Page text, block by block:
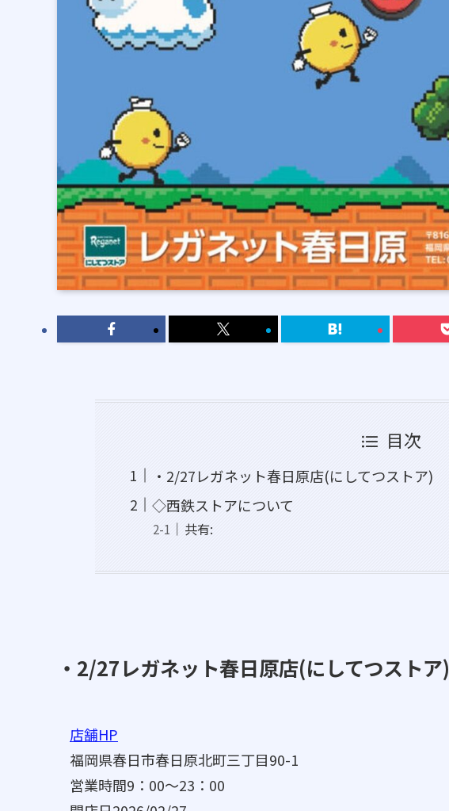
目次
・2/27レガネット春日原店(にしてつストア)
◇西鉄ストアについて
共有:
・2/27レガネット春日原店(にしてつストア)
店舗HP
福岡県春日市春日原北町三丁目90-1
営業時間9：00～23：00